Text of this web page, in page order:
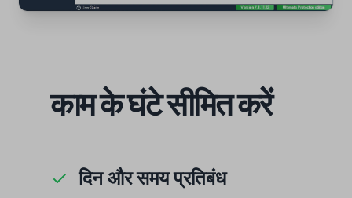
काम के घंटे सीमित करें
दिन और समय प्रतिबंध